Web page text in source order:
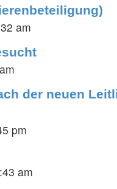
am
der neuen
pm
am